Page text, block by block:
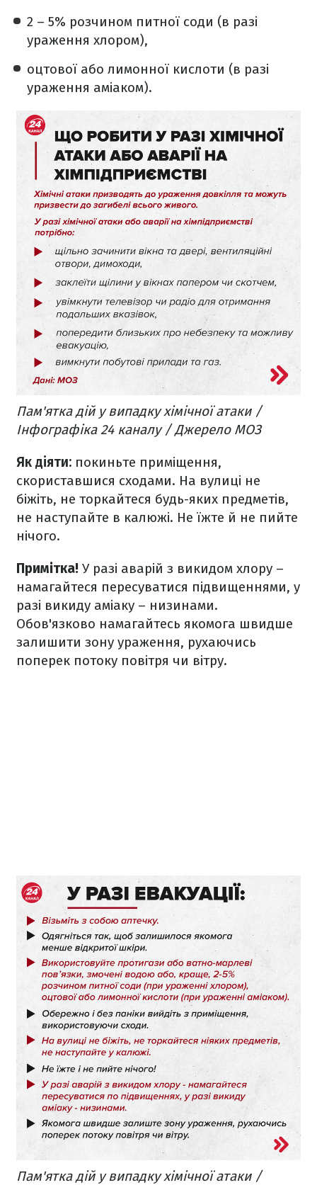
2 – 5% розчином питної соди (в разі
ураження хлором),
оцтової або лимонної кислоти (в разі
ураження аміаком).
Пам'ятка дій у випадку хімічної атаки /
Інфографіка 24 каналу / Джерело МОЗ
Як діяти: покиньте приміщення,
скориставшися сходами. На вулиці не
біжіть, не торкайтеся будь-яких предметів,
не наступайте в калюжі. Не їжте й не пийте
нічого.
Примітка! У разі аварій з викидом хлору –
намагайтеся пересуватися підвищеннями, у
разі викиду аміаку – низинами.
Обов'язково намагайтесь якомога швидше
залишити зону ураження, рухаючись
поперек потоку повітря чи вітру.
Пам'ятка дій у випадку хімічної атаки /